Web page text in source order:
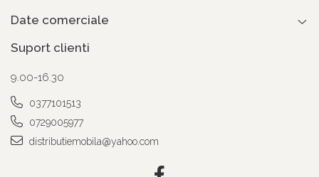
Date comerciale
Suport clienti
9.00-16.30
0377101513
0729005977
distributiemobila@yahoo.com